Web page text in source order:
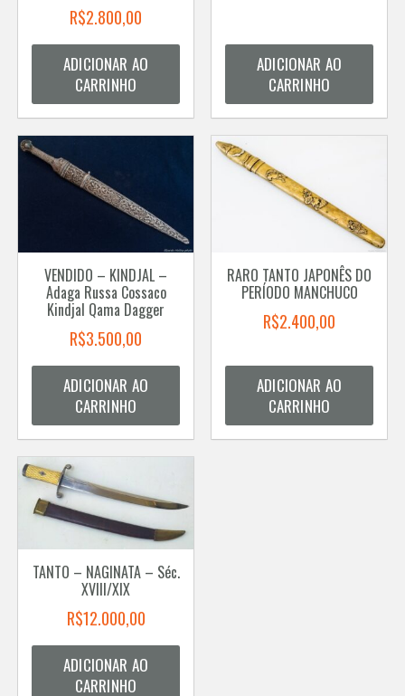
R$2.800,00
ADICIONAR AO
CARRINHO
ADICIONAR AO
CARRINHO
VENDIDO – KINDJAL –
Adaga Russa Cossaco
Kindjal Qama Dagger
R$3.500,00
ADICIONAR AO
CARRINHO
RARO TANTO JAPONÊS DO
PERÍODO MANCHUCO
R$2.400,00
ADICIONAR AO
CARRINHO
TANTO – NAGINATA – Séc.
XVIII/XIX
R$12.000,00
ADICIONAR AO
CARRINHO